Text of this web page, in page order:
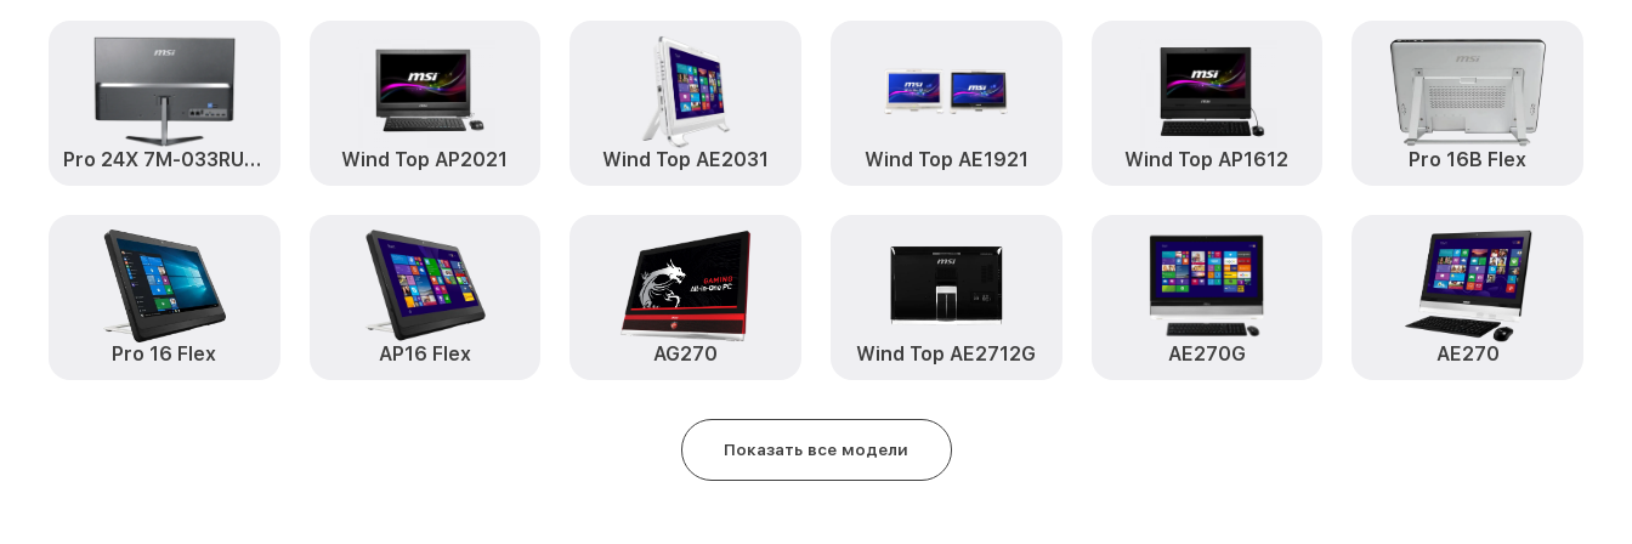
Замена материнской платы Wind Top AE2212G
Заказать
Замена матрицы Wind Top AE2212G MSI от 900₽ Заказать
Заказать
Замена лампы подсветки Wind Top AE2212G
Заказать
Замена Ethernet порта Wind Top AE2212G MSI Заказать
Замена USB порта Wind Top AE2212G MSI
Pro 24X 7M-033RU [9S6-AEC113-033] Wind Top AP2021 Wind Top AE2031 Wind Top AE1921 Wind Top AP1612 Pro 16B Flex
Pro 16 Flex AP16 Flex AG270 Wind Top AE2712G AE270G AE270
Показать все модели